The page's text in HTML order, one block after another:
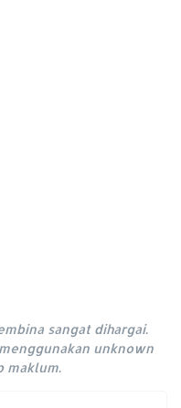
sangat dihargai.
unknown
maklum.